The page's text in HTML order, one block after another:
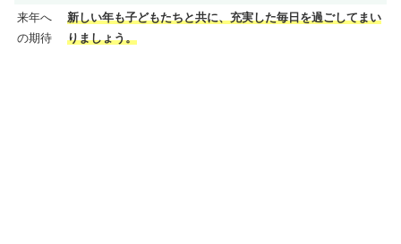
来年へ
の期待
新しい年も子どもたちと共に、充実した毎日を過ごしてまい
りましょう。